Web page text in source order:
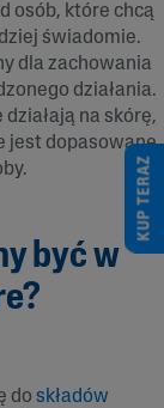
osób, które chcą
świadomie.
dla zachowania
działania.
na skórę,
jest dopasowane
być w
doskładów
KUP TERAZ